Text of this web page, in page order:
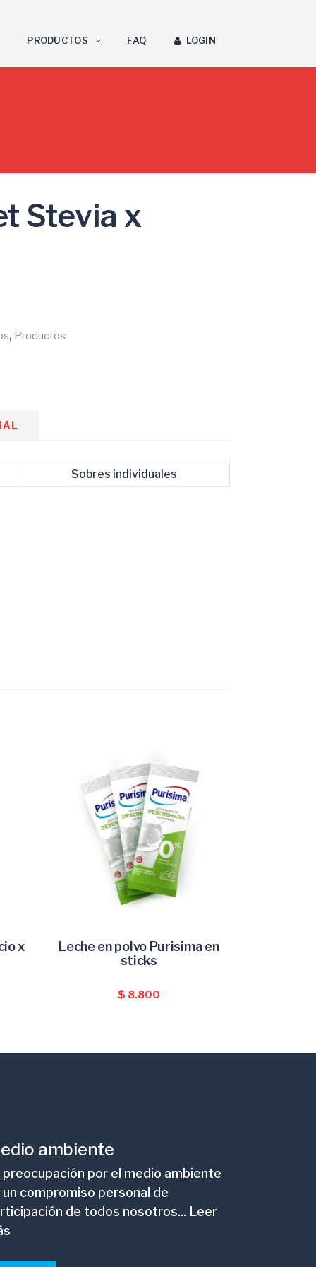
PRODUCTOS FAQ LOGIN
Stevia x
, Productos
Sobres individuales
x
AÑADIR AL CARRITO
Leche en polvo Purisima en
sticks
$ 8.800
ambiente
preocupación por el medio ambiente
un compromiso personal de
de todos nosotros... Leer